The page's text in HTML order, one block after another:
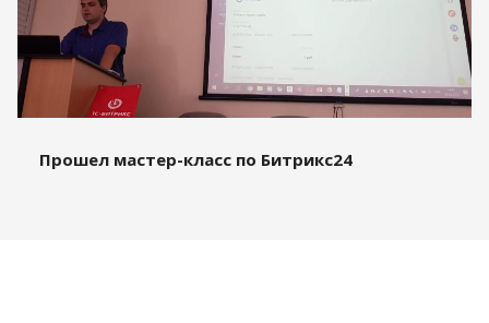
Прошел мастер-класс по Битрикс24